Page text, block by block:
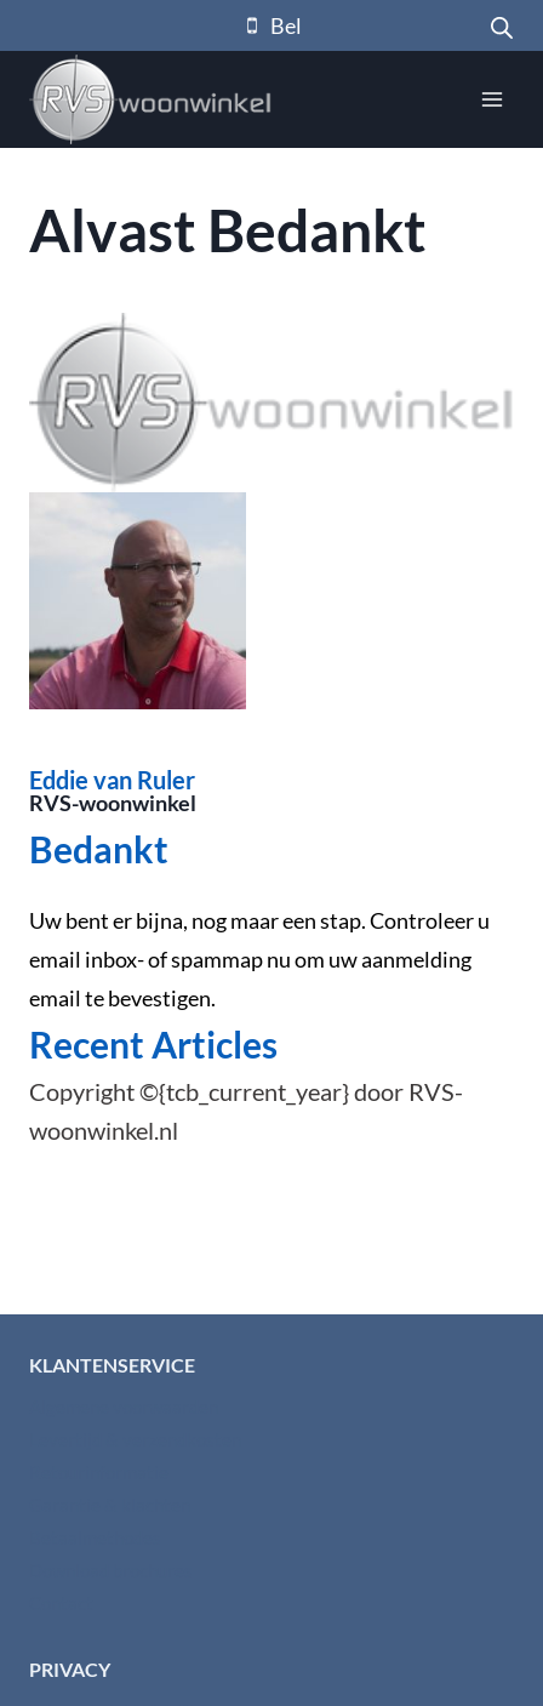
naar
inhoud
Bel
Alvast Bedankt
Eddie van Ruler
RVS-woonwinkel
Bedankt
Uw bent er bijna, nog maar een stap. Controleer u
email inbox- of spammap nu om uw aanmelding
email te bevestigen.
Recent Articles
Copyright ©{tcb_current_year} door RVS-
woonwinkel.nl
KLANTENSERVICE
PRIVACY